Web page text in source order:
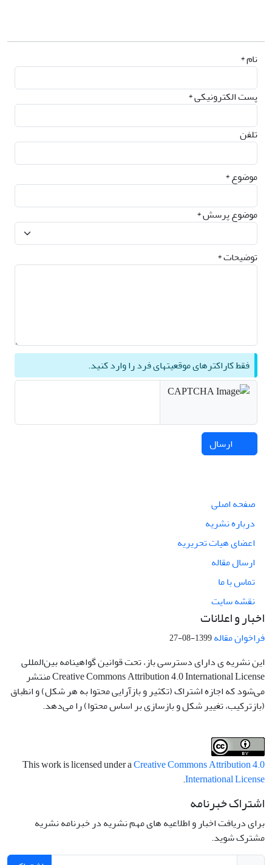
نام *
پست الکترونیکی *
تلفن
موضوع *
موضوع پرسش *
توضیحات *
فقط کاراکترهای موقعیتهای فرد را وارد کنید.
ارسال
صفحه اصلی
درباره نشریه
اعضای هیات تحریریه
ارسال مقاله
تماس با ما
نقشه سایت
اخبار و اعلانات
فراخوان مقاله1399-08-27
این نشریه ی دارای دسترسی باز، تحت قوانین گواهینامه بین‌المللی
Creative Commons Attribution 4.0 International License منتشر
می‌شود که اجازه اشتراک (تکثیر و بازآرایی محتوا به هر شکل) و انطباق
(بازترکیب، تغییر شکل و بازسازی بر اساس محتوا) را می‌دهد.
This work is licensed under aCreative Commons Attribution 4.0
International License
.
اشتراک خبرنامه
برای دریافت اخبار و اطلاعیه های مهم نشریه در خبرنامه نشریه
مشترک شوید.